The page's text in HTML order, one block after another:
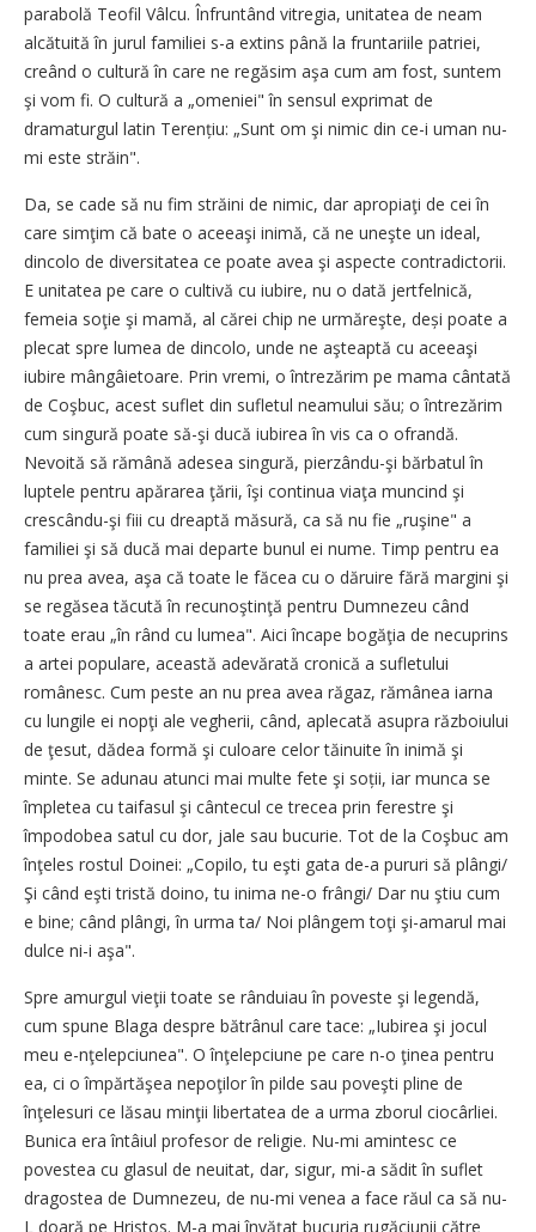
parabolă Teofil Vâlcu. Înfruntând vitregia, unitatea de neam
alcătuită în jurul familiei s-a extins până la fruntariile patriei,
creând o cultură în care ne regăsim aşa cum am fost, suntem
şi vom fi. O cultură a „omeniei" în sensul exprimat de
dramaturgul latin Terențiu: „Sunt om şi nimic din ce-i uman nu-
mi este străin".
Da, se cade să nu fim străini de nimic, dar apropiaţi de cei în
care simţim că bate o aceeaşi inimă, că ne uneşte un ideal,
dincolo de diversitatea ce poate avea şi aspecte contradictorii.
E unitatea pe care o cultivă cu iubire, nu o dată jertfelnică,
femeia soţie şi mamă, al cărei chip ne urmăreşte, deși poate a
plecat spre lumea de dincolo, unde ne aşteaptă cu aceeaşi
iubire mângâietoare. Prin vremi, o întrezărim pe mama cântată
de Coşbuc, acest suflet din sufletul neamului său; o întrezărim
cum singură poate să-şi ducă iubirea în vis ca o ofrandă.
Nevoită să rămână adesea singură, pierzându-şi bărbatul în
luptele pentru apărarea ţării, îşi continua viaţa muncind şi
crescându-şi fiii cu dreaptă măsură, ca să nu fie „ruşine" a
familiei şi să ducă mai departe bunul ei nume. Timp pentru ea
nu prea avea, aşa că toate le făcea cu o dăruire fără margini şi
se regăsea tăcută în recunoştinţă pentru Dumnezeu când
toate erau „în rând cu lumea". Aici încape bogăţia de necuprins
a artei populare, această adevărată cronică a sufletului
românesc. Cum peste an nu prea avea răgaz, rămânea iarna
cu lungile ei nopţi ale vegherii, când, aplecată asupra războiului
de ţesut, dădea formă şi culoare celor tăinuite în inimă şi
minte. Se adunau atunci mai multe fete şi soții, iar munca se
împletea cu taifasul şi cântecul ce trecea prin ferestre şi
împodobea satul cu dor, jale sau bucurie. Tot de la Coşbuc am
înţeles rostul Doinei: „Copilo, tu eşti gata de-a pururi să plângi/
Şi când eşti tristă doino, tu inima ne-o frângi/ Dar nu ştiu cum
e bine; când plângi, în urma ta/ Noi plângem toţi şi-amarul mai
dulce ni-i aşa".
Spre amurgul vieţii toate se rânduiau în poveste şi legendă,
cum spune Blaga despre bătrânul care tace: „Iubirea şi jocul
meu e-nţelepciunea". O înţelepciune pe care n-o ţinea pentru
ea, ci o împărtăşea nepoţilor în pilde sau poveşti pline de
înţelesuri ce lăsau minţii libertatea de a urma zborul ciocârliei.
Bunica era întâiul profesor de religie. Nu-mi amintesc ce
povestea cu glasul de neuitat, dar, sigur, mi-a sădit în suflet
dragostea de Dumnezeu, de nu-mi venea a face răul ca să nu-
L doară pe Hristos. M-a mai învăţat bucuria rugăciunii către